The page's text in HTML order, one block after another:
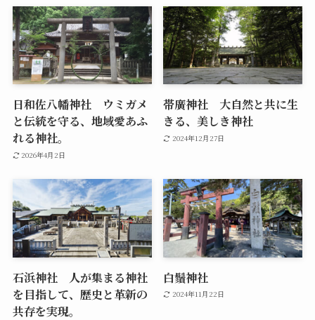
日和佐八幡神社 ウミガメ
と伝統を守る、地域愛あふ
れる神社。
2026年4月2日
帯廣神社 大自然と共に生
きる、美しき神社
2024年12月27日
石浜神社 人が集まる神社
を目指して、歴史と革新の
共存を実現。
白鬚神社
2024年11月22日